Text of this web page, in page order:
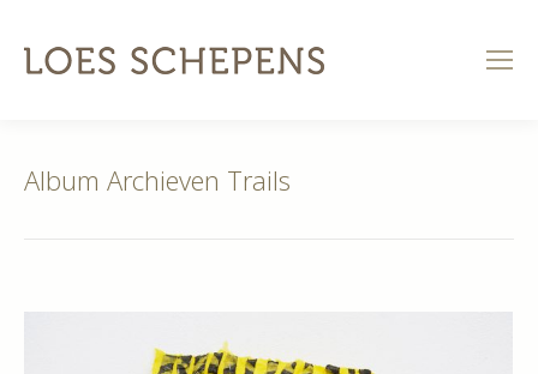
Album Archieven Trails